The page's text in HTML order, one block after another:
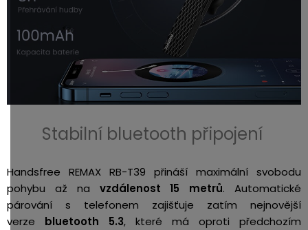
Stabilní bluetooth připojení
Handsfree REMAX RB-T39 přináší maximální svobodu
pohybu až na vzdálenost 15 metrů. Automatické
párování s telefonem zajišťuje zatím nejnovější
verze bluetooth 5.3, které má oproti předchozím